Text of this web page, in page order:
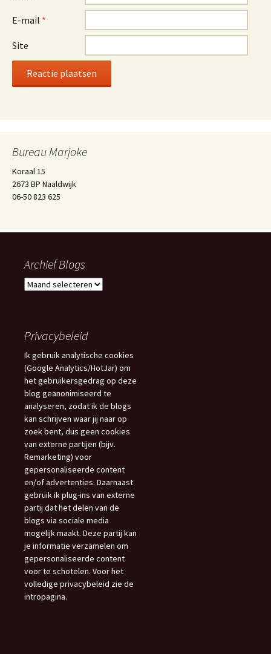
E-mail *
Site
Bureau Marjoke
Koraal 15
2673 BP Naaldwijk
06-50 823 625
Archief Blogs
Archief
Privacybeleid
Ik gebruik analytische cookies
(Google Analytics/HotJar) om
het gebruikersgedrag op deze
blog geanonimiseerd te
analyseren, zodat ik de blogs
kan schrijven waar jij naar op
zoek bent, dus geen cookies
van externe partijen (bijv.
Remarketing) voor
gepersonaliseerde content
en/of advertenties. Daarnaast
gebruik ik plug-ins van externe
partij dat het delen van de
blogs via sociale media
mogelijk maakt. Deze partij kan
je informatie verzamelen om
gepersonaliseerde content
voor te schotelen. Voor het
volledige privacybeleid zie de
intropagina.